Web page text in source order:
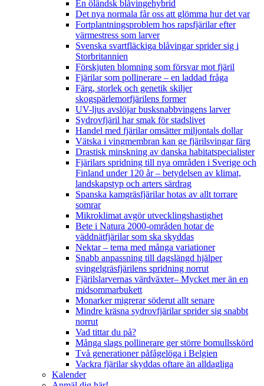
En öländsk blåvingehybrid
Det nya normala får oss att glömma hur det var
Fortplantningsproblem hos rapsfjärilar efter
värmestress som larver
Svenska svartfläckiga blåvingar sprider sig i
Storbritannien
Förskjuten blomning som försvar mot fjäril
Fjärilar som pollinerare – en laddad fråga
Färg, storlek och genetik skiljer
skogspärlemorfjärilens former
UV-ljus avslöjar busksnabbvingens larver
Sydrovfjäril har smak för stadslivet
Handel med fjärilar omsätter miljontals dollar
Vätska i vingmembran kan ge fjärilsvingar färg
Drastisk minskning av danska habitatspecialister
Fjärilars spridning till nya områden i Sverige och
Finland under 120 år– betydelsen av klimat,
landskapstyp och arters särdrag
Spanska kamgräsfjärilar hotas av allt torrare
somrar
Mikroklimat avgör utvecklingshastighet
Bete i Natura 2000-områden hotar de
väddnätfjärilar som ska skyddas
Nektar – tema med många variationer
Snabb anpassning till dagslängd hjälper
svingelgräsfjärilens spridning norrut
Fjärilslarvernas värdväxter– Mycket mer än en
midsommarbukett
Monarker migrerar söderut allt senare
Mindre kräsna sydrovfjärilar sprider sig snabbt
norrut
Vad tittar du på?
Många slags pollinerare ger större bomullsskörd
Två generationer påfågelöga i Belgien
Vackra fjärilar skyddas oftare än alldagliga
Kalender